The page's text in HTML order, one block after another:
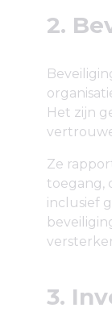
2.
Het zijn
Ze
toegang,
inclusief
3.